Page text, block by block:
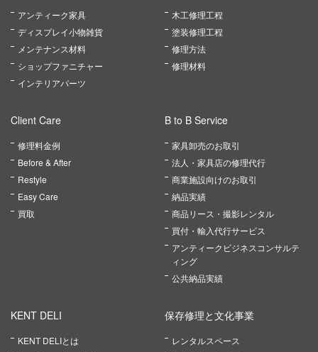
アンティーク家具
ディスプレイ小物雑貨
メンテナンス材料
ショップファニチャー
インテリアパーツ
木工修理工程
塗装修理工程
修理方法
修理材料
Client Care
修理料金例
Before & After
Restyle
Easy Care
買取
B to B Service
家具卸売のお取引
法人・家具店の修理代行
商業施設向けのお取引
納品実績
商品リース・撮影レンタル
買付・輸入代行サービス
アンティークビジネスコンサルテ
ィング
公共納品実績
KENT DELI
KENT DELIとは
保存修理と文化事業
レンタルスペース